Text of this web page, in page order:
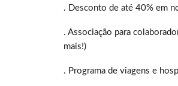
. Desconto de até 40% em
. Associação para
mais!)
. Programa de viagens e